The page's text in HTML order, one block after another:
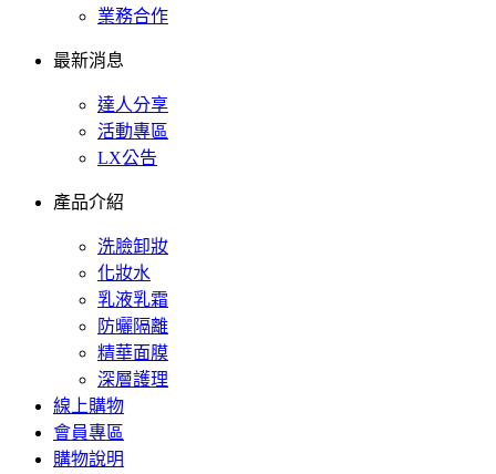
業務合作
最新消息
達人分享
活動專區
LX公告
產品介紹
洗臉卸妝
化妝水
乳液乳霜
防曬隔離
精華面膜
深層護理
線上購物
會員專區
購物說明